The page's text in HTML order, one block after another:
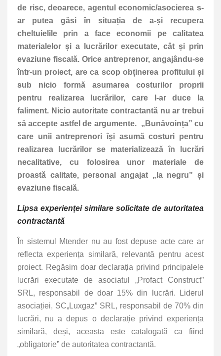
de risc, deoarece, agentul economic/asocierea s-
ar putea găsi în situația de a-și recupera
cheltuielile prin a face economii pe calitatea
materialelor și a lucrărilor executate, cât și prin
evaziune fiscală. Orice antreprenor, angajându-se
într-un proiect, are ca scop obținerea profitului și
sub nicio formă asumarea costurilor proprii
pentru realizarea lucrărilor, care l-ar duce la
faliment. Nicio autoritate contractantă nu ar trebui
să accepte astfel de argumente. „Bunăvoința” cu
care unii antreprenori își asumă costuri pentru
realizarea lucrărilor se materializează în lucrări
necalitative, cu folosirea unor materiale de
proastă calitate, personal angajat „la negru” și
evaziune fiscală.
Lipsa experienței similare solicitate de autoritatea
contractantă
În sistemul Mtender nu au fost depuse acte care ar
reflecta experiența similară, relevantă pentru acest
proiect. Regăsim doar declarația privind principalele
lucrări executate de asociatul „Profact Construct”
SRL, responsabil de doar 15% din lucrări. Liderul
asociației, SC„Luxgaz” SRL, responsabil de 70% din
lucrări, nu a depus o declarație privind experiența
similară, deși, aceasta este catalogată ca fiind
„obligatorie” de autoritatea contractantă.